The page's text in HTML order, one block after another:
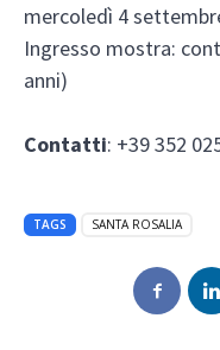
mercoledì 4
Ingresso mostra:
anni)
Contatti: +39 352
TAGS SANTA ROSALIA